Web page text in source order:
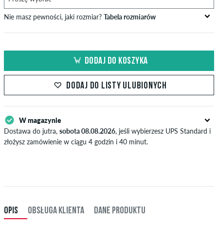
Nie masz pewności, jaki rozmiar? Tabela rozmiarów
66-69
28-29 71-73,5
M 32-33
L 34 86
29
DODAJ DO KOSZYKA
DODAJ DO LISTY ULUBIONYCH
W magazynie
Dostawa do jutra, sobota 08.08.2026, jeśli wybierzesz UPS Standard i
złożysz zamówienie w ciągu 4 godzin i 40 minut.
OPIS OBSŁUGA KLIENTA DANE PRODUKTU